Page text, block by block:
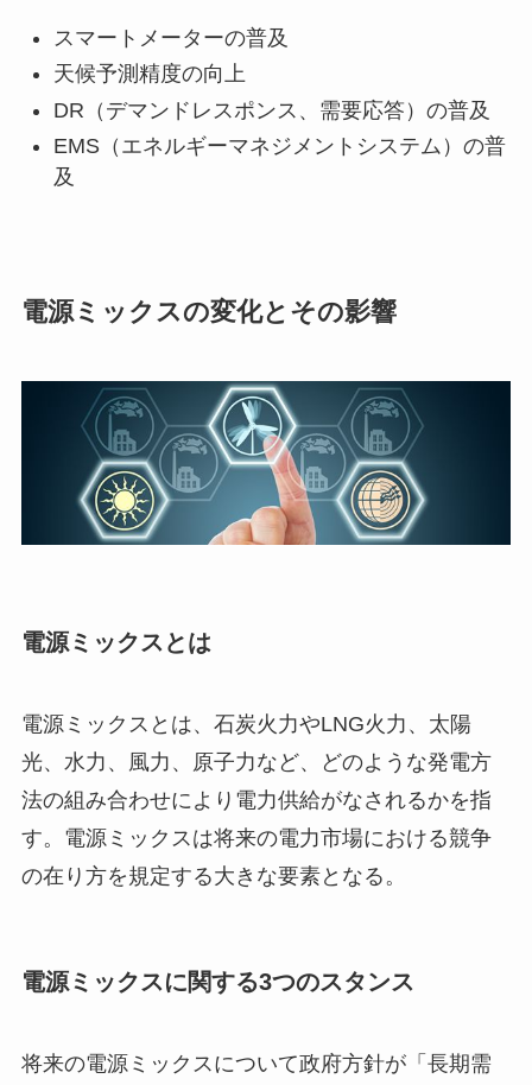
スマートメーターの普及
天候予測精度の向上
DR（デマンドレスポンス、需要応答）の普及
EMS（エネルギーマネジメントシステム）の普
及
電源ミックスの変化とその影響
電源ミックスとは
電源ミックスとは、石炭火力やLNG火力、太陽
光、水力、風力、原子力など、どのような発電方
法の組み合わせにより電力供給がなされるかを指
す。電源ミックスは将来の電力市場における競争
の在り方を規定する大きな要素となる。
電源ミックスに関する3つのスタンス
将来の電源ミックスについて政府方針が「長期需